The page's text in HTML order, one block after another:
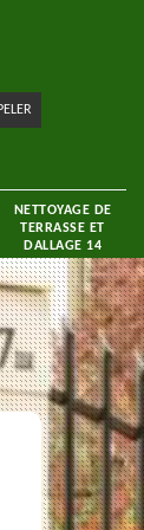
NETTOYAGE DE
TERRASSE ET
DALLAGE 14